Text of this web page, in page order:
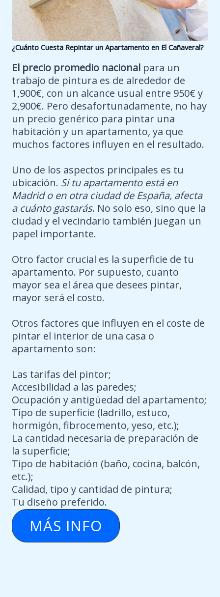
¿Cuánto Cuesta Repintar un Apartamento en El Cañaveral?
El precio promedio nacional para un
trabajo de pintura es de alrededor de
1,900€, con un alcance usual entre 950€ y
2,900€. Pero desafortunadamente, no hay
un precio genérico para pintar una
habitación y un apartamento, ya que
muchos factores influyen en el resultado.
Uno de los aspectos principales es tu
ubicación. Si tu apartamento está en
Madrid o en otra ciudad de España, afecta
a cuánto gastarás. No solo eso, sino que la
ciudad y el vecindario también juegan un
papel importante.
Otro factor crucial es la superficie de tu
apartamento. Por supuesto, cuanto
mayor sea el área que desees pintar,
mayor será el costo.
Otros factores que influyen en el coste de
pintar el interior de una casa o
apartamento son:
Las tarifas del pintor;
Accesibilidad a las paredes;
Ocupación y antigüedad del apartamento;
Tipo de superficie (ladrillo, estuco,
hormigón, fibrocemento, yeso, etc.);
La cantidad necesaria de preparación de
la superficie;
Tipo de habitación (baño, cocina, balcón,
etc.);
Calidad, tipo y cantidad de pintura;
Tu diseño preferido.
MÁS INFO